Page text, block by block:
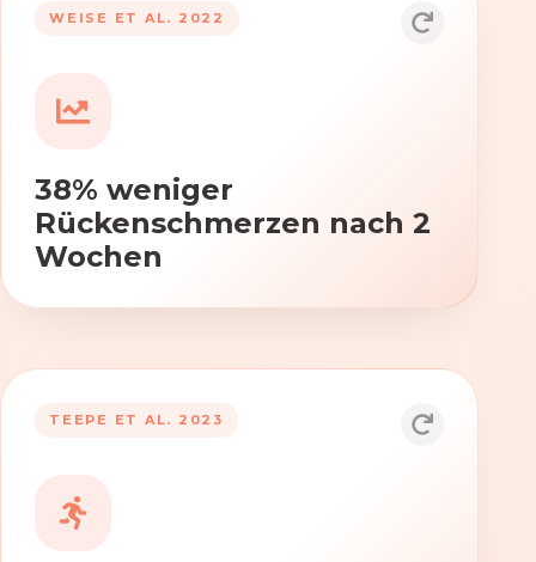
WEISE ET AL. 2022
38% weniger
Rückenschmerzen nach 2
Wochen
53% nach 12 Wochen
TEEPE ET AL. 2023
Durch die Anwendung von ViViRA
Beweglichkeit und Koordination nach